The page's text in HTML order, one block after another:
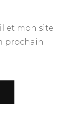
et mon site
prochain